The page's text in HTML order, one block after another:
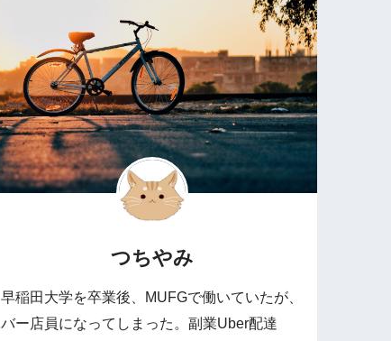
つちやみ
早稲田大学を卒業後、MUFGで働いていたが、
バー店員になってしまった。副業Uber配達